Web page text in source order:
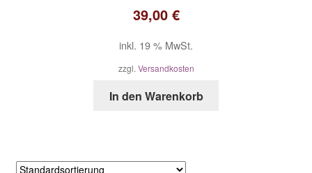
39,00 €
inkl. 19 % MwSt.
zzgl. Versandkosten
In den Warenkorb